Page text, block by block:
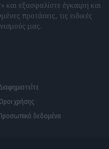
εξασφαλίστε έγκαιρη και
προτάσεις, τις ειδικές
μας.
χρήσης
δεδομένα